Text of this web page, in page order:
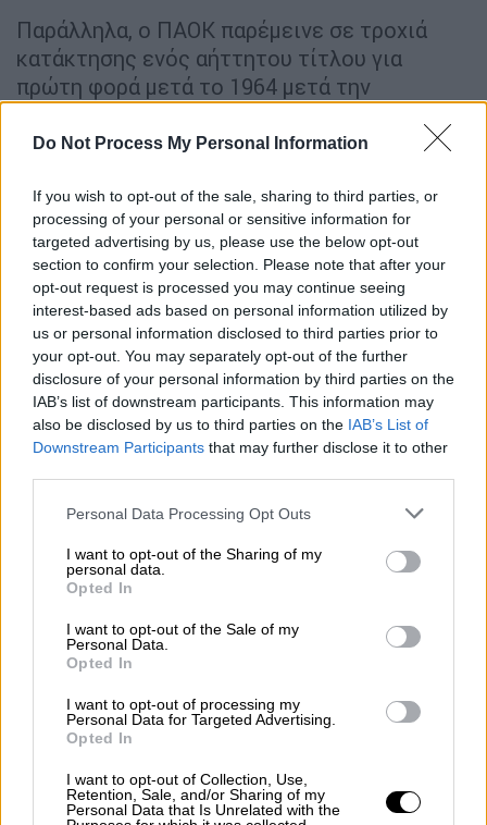
Do Not Process My Personal Information
If you wish to opt-out of the sale, sharing to third parties, or
processing of your personal or sensitive information for
targeted advertising by us, please use the below opt-out
section to confirm your selection. Please note that after your
opt-out request is processed you may continue seeing
interest-based ads based on personal information utilized by
us or personal information disclosed to third parties prior to
your opt-out. You may separately opt-out of the further
disclosure of your personal information by third parties on the
IAB’s list of downstream participants. This information may
also be disclosed by us to third parties on the IAB’s List of
Downstream Participants that may further disclose it to other
Please note that this website/app uses one or more Google
not limited to your visit or usage behaviour. You may click to
grant or deny consent to Google and its third-party tags to
use your data for below specified purposes in below Google
consent section.
Personal Data Processing Opt Outs
I want to opt-out of the Sharing of my
personal data.
Opted In
I want to opt-out of the Sale of my
Personal Data.
Opted In
I want to opt-out of processing my
Personal Data for Targeted Advertising.
Opted In
I want to opt-out of Collection, Use,
Retention, Sale, and/or Sharing of my
Personal Data that Is Unrelated with the
Παράλληλα, ο ΠΑΟΚ παρέμεινε σε τροχιά
κατάκτησης ενός αήττητου τίτλου για
πρώτη φορά μετά το 1964 μετά την
Παναιτωλικού (2-1), ενώ η ΑΕΚ με τη νίκη
κλειδώνει την τρίτη θέση ούσα πλέον στο
+4 από τους Περιστεριώτες.
Στη μάχη της παραμονής, ο ΟΦΗ παρέμεινε
ζωντανός μετά τη νίκη (2-0) επί του
Λεβαδειακού που έχασε έδαφος, ενώ σε
κίνδυνο βρίσκεται διαρκώς και ο ΠΑΣ
Γιάννινα.
Το πρωτάθλημα διακόπτεται το ερχόμενο
Σαββατοκύριακο (23-24/3) λόγω εθνικών
ομάδων και θα συνεχιστεί στις 30 Μαρτίου.
Σάββατο 30 Μαρτίου
Λεβαδειακός - ΠΑΣ Γιάννινα (17.15)
Απόλλων - Παναθηναϊκός (19.00)
ΑΕΛ - Αστέρας (19.30)
Αρης - ΟΦΗ (16.00)